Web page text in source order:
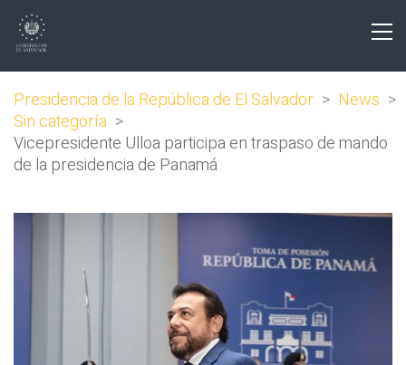
Presidencia de la República de El Salvador > News >
Sin categoría >
Vicepresidente Ulloa participa en traspaso de mando
de la presidencia de Panamá